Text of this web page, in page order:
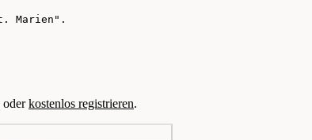
oderkostenlos registrieren.